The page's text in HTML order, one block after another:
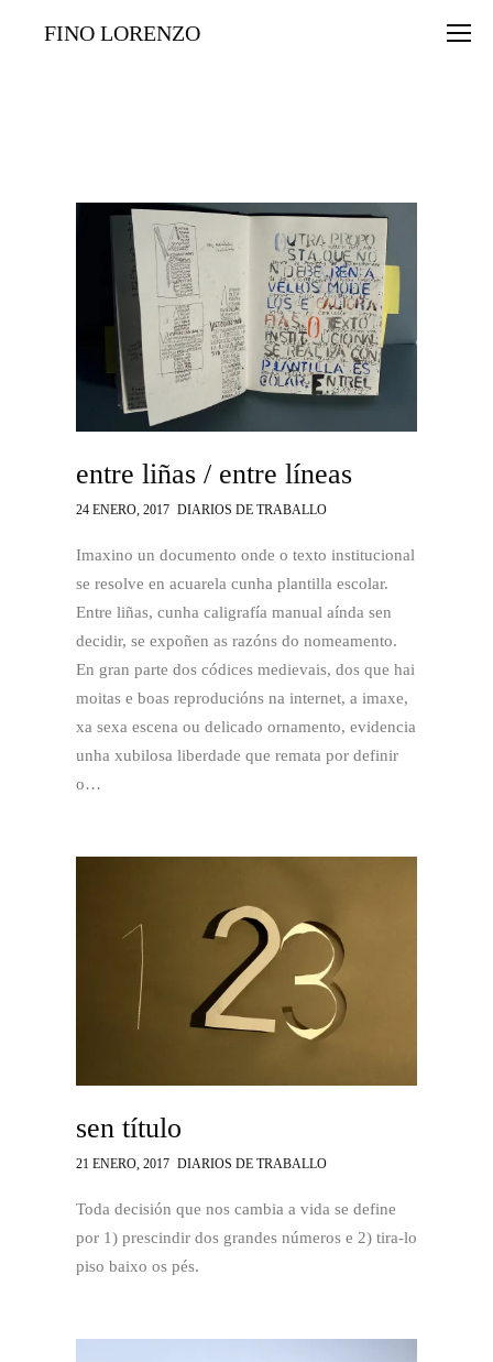
FINO LORENZO
entre liñas / entre líneas
24 ENERO, 2017 DIARIOS DE TRABALLO
Imaxino un documento onde o texto institucional
se resolve en acuarela cunha plantilla escolar.
Entre liñas, cunha caligrafía manual aínda sen
decidir, se expoñen as razóns do nomeamento.
En gran parte dos códices medievais, dos que hai
moitas e boas reproducións na internet, a imaxe,
xa sexa escena ou delicado ornamento, evidencia
unha xubilosa liberdade que remata por definir
o…
sen título
21 ENERO, 2017 DIARIOS DE TRABALLO
Toda decisión que nos cambia a vida se define
por 1) prescindir dos grandes números e 2) tira-lo
piso baixo os pés.